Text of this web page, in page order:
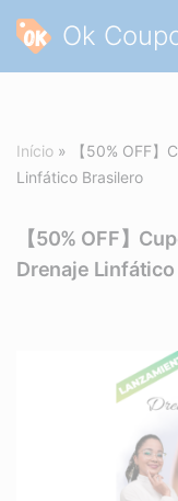
Pular
Ok
Início »
【50% OFF
Linfático Brasilero
【50% OFF】
Drenaje